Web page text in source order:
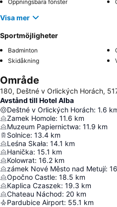
Öppningsbara fönster
Visa mer
Sportmöjligheter
Badminton
Skidåkning
Område
180, Deštné v Orlických Horách,
Avstånd till Hotel Alba
Deštné v Orlických Horách: 1.6
Zamek Homole: 11.6 km
Muzeum Papiernictwa: 11.9 km
Solnice: 13.4 km
Leśna Skała: 14.1 km
Hanička: 15.1 km
Kolowrat: 16.2 km
zámek Nové Město nad Metují:
Opočno Castle: 18.5 km
Kaplica Czaszek: 19.3 km
Chateau Náchod: 20 km
Pardubice Airport: 55.1 km